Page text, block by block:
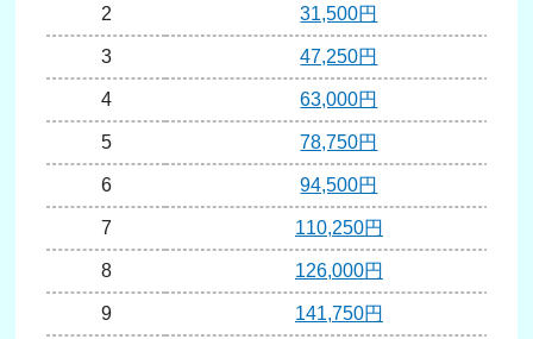
2 31,500円
3 47,250円
4 63,000円
5 78,750円
6 94,500円
7 110,250円
8 126,000円
9 141,750円